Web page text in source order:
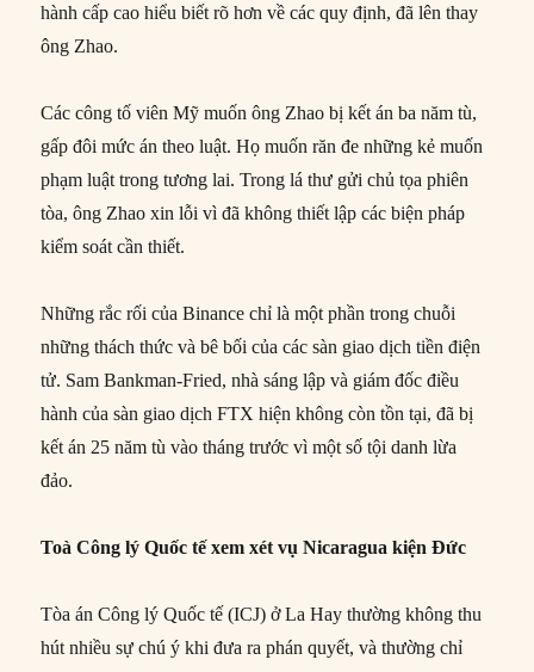
hành cấp cao hiểu biết rõ hơn về các quy định, đã lên thay
ông Zhao.
Các công tố viên Mỹ muốn ông Zhao bị kết án ba năm tù,
gấp đôi mức án theo luật. Họ muốn răn đe những kẻ muốn
phạm luật trong tương lai. Trong lá thư gửi chủ tọa phiên
tòa, ông Zhao xin lỗi vì đã không thiết lập các biện pháp
kiểm soát cần thiết.
Những rắc rối của Binance chỉ là một phần trong chuỗi
những thách thức và bê bối của các sàn giao dịch tiền điện
tử. Sam Bankman-Fried, nhà sáng lập và giám đốc điều
hành của sàn giao dịch FTX hiện không còn tồn tại, đã bị
kết án 25 năm tù vào tháng trước vì một số tội danh lừa
đảo.
Toà Công lý Quốc tế xem xét vụ Nicaragua kiện Đức
Tòa án Công lý Quốc tế (ICJ) ở La Hay thường không thu
hút nhiều sự chú ý khi đưa ra phán quyết, và thường chỉ